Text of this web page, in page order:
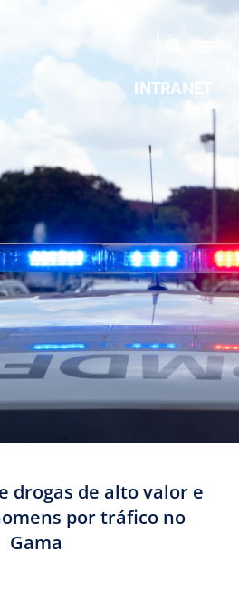
INTRANET
drogas de alto valor e
por tráfico no
Gama